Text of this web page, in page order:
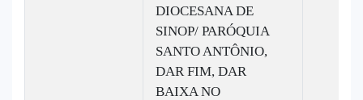
DIOCESANA DE
SINOP/ PARÓQUIA
SANTO ANTÔNIO,
DAR FIM, DAR
BAIXA NO